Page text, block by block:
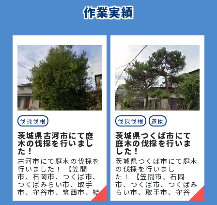
作業実績
伐採伐根
茨城県古河市にて庭
木の伐採を行いまし
た！
古河市にて庭木の伐採を
行いました！ 【笠間
市、石岡市、つくば市、
つくばみらい市、取手
市、守谷市、筑西市、結
城市、桜川市、常総市、
伐採伐根 造園
茨城県つくば市にて
庭木の伐採を行いま
した！
茨城県つくば市にて庭木
の伐採を行いまし
た！ 【笠間市、石岡
市、つくば市、つくばみ
らい市、取手市、守谷
市、筑西市、結城市、桜